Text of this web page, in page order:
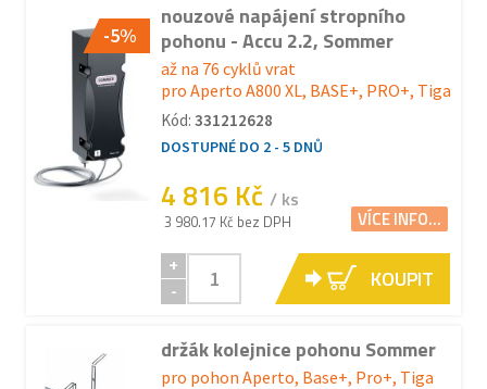
-5%
nouzové napájení stropního
pohonu - Accu 2.2, Sommer
až na 76 cyklů vrat
pro Aperto A800 XL, BASE+, PRO+, Tiga
Kód: 331212628
DOSTUPNÉ DO 2 - 5 DNŮ
4 816 Kč / ks
3 980.17 Kč bez DPH VÍCE INFO...
+
-
KOUPIT
držák kolejnice pohonu Sommer
pro pohon Aperto, Base+, Pro+, Tiga